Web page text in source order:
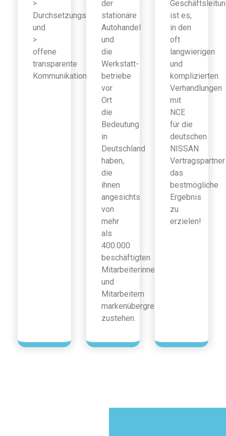
>
Durchsetzungsfähigkeit
und
>
offene
transparente
Kommunikation
der
stationäre
Autohandel
und
die
Werkstatt-
betriebe
vor
Ort
die
Bedeutung
in
Deutschland
haben,
die
ihnen
angesichts
von
mehr
als
400.000
beschäftigten
Mitarbeiterinnen
und
Mitarbeitern
markenübergreifend
zustehen.
ist es,
in den
oft
langwierigen
und
komplizierten
Verhandlungen
mit
NCE
für die
deutschen
NISSAN
Vertragspartner
das
bestmögliche
Ergebnis
zu
erzielen!